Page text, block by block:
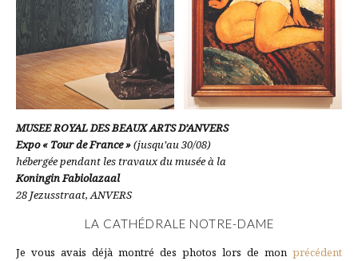
MUSEE ROYAL DES BEAUX ARTS D’ANVERS
Expo « Tour de France »(jusqu’au 30/08)
hébergée pendant les travaux du musée à la
Koningin Fabiolazaal
28 Jezusstraat, ANVERS
LA CATHÉDRALE NOTRE-DAME
Je vous avais déjà montré des photos lors de mon précédent